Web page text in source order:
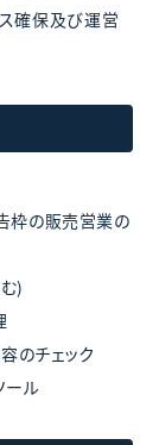
確保及び運営
告枠の販売営業の
)
のチェック
ール